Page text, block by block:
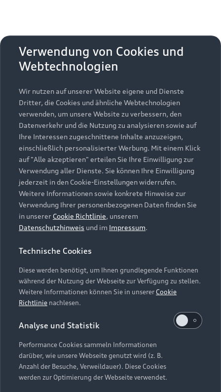
Zurück nach oben
Modelle
Alle Modelle
Modelle vergleichen
Elektromodelle
Plug-in-Hybride
Kaufen & leasen
Neuwagensuche
Gebrauchtwagensuche
Gebrauchtwagen
Finanzierung
Aktionen & Angebote
Geschäftskunden
Service & Zubehör
Saisonale Angebote
Audi Services
Garantie
Audi digital services
myAudi
Support
Kundenservice
Händlersuche
Audi Code
Online-Terminvereinbarung
Servicekontakt
Vertrag widerrufen
Über Audi
Unternehmen
Karriere
Investor Relations
Presse & Media Center
Datenschutz
Audi erleben
Newsletter
Impressum Rechtliches
Hinweisgebersystem
Datenschutzinformation
Cookie-Einstellungen
Cookie-Richtlinie
Barrierefreiheit
Hinweis: Die aktuelle Darstellung und Anordnung der
Embleme am Fahrzeug bei allen Abbildungen auf dieser
Webseite kann abweichen.
Verwendung von Cookies und
Webtechnologien
Wir nutzen auf unserer Website eigene und Dienste
Dritter, die Cookies und ähnliche Webtechnologien
verwenden, um unsere Website zu verbessern, den
Datenverkehr und die Nutzung zu analysieren sowie auf
Ihre Interessen zugeschnittene Inhalte anzuzeigen,
einschließlich personalisierter Werbung. Mit einem Klick
auf "Alle akzeptieren" erteilen Sie Ihre Einwilligung zur
Verwendung aller Dienste. Sie können Ihre Einwilligung
jederzeit in den Cookie-Einstellungen widerrufen.
Weitere Informationen sowie konkrete Hinweise zur
Verwendung Ihrer personenbezogenen Daten finden Sie
in unserer Cookie Richtlinie, unserem
Datenschutzhinweis und im Impressum.
Technische Cookies
Diese werden benötigt, um Ihnen grundlegende Funktionen
während der Nutzung der Webseite zur Verfügung zu stellen.
Weitere Informationen können Sie in unsererCookie
Richtlinie nachlesen.
Analyse und Statistik
Performance Cookies sammeln Informationen
darüber, wie unsere Webseite genutzt wird (z. B.
Anzahl der Besuche, Verweildauer). Diese Cookies
werden zur Optimierung der Webseite verwendet.